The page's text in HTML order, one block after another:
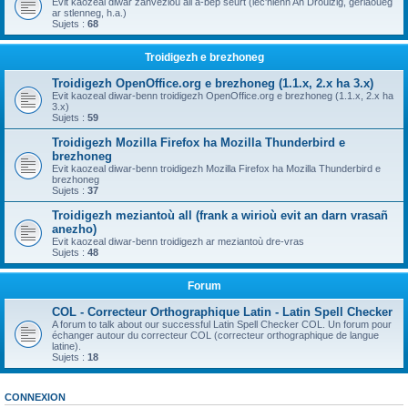
ar stlenneg, h.a.)
Sujets : 68
Troidigezh e brezhoneg
Troidigezh OpenOffice.org e brezhoneg (1.1.x, 2.x ha 3.x)
Evit kaozeal diwar-benn troidigezh OpenOffice.org e brezhoneg (1.1.x, 2.x ha
3.x)
Sujets : 59
Troidigezh Mozilla Firefox ha Mozilla Thunderbird e
brezhoneg
Evit kaozeal diwar-benn troidigezh Mozilla Firefox ha Mozilla Thunderbird e
brezhoneg
Sujets : 37
Troidigezh meziantoù all (frank a wirioù evit an darn vrasañ
anezho)
Evit kaozeal diwar-benn troidigezh ar meziantoù dre-vras
Sujets : 48
Forum
COL - Correcteur Orthographique Latin - Latin Spell Checker
A forum to talk about our successful Latin Spell Checker COL. Un forum pour
échanger autour du correcteur COL (correcteur orthographique de langue
latine).
Sujets : 18
CONNEXION